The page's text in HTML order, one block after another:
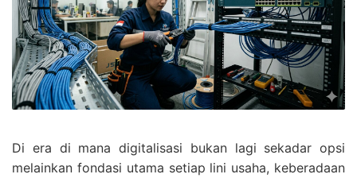
Di era di mana digitalisasi bukan lagi sekadar opsi
melainkan fondasi utama setiap lini usaha, keberadaan